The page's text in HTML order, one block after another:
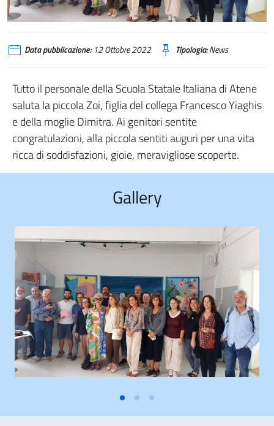
Data pubblicazione:12 Ottobre 2022 Tipologia:News
Tutto il personale della Scuola Statale Italiana di Atene
saluta la piccola Zoi, figlia del collega Francesco Yiaghis
e della moglie Dimitra. Ai genitori sentite
congratulazioni, alla piccola sentiti auguri per una vita
ricca di soddisfazioni, gioie, meravigliose scoperte.
Gallery